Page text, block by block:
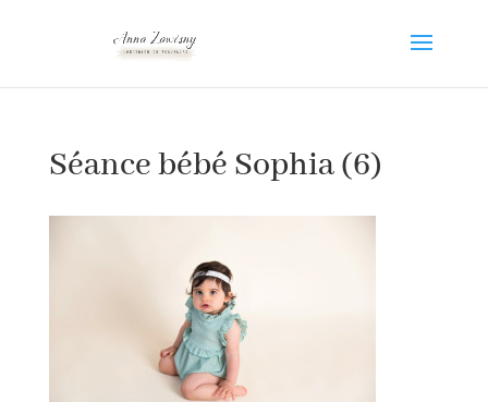
Séance bébé Sophia (6)